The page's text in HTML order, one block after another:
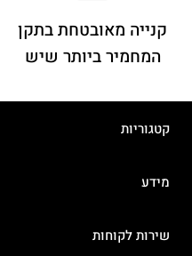
קנייה מאובטחת בתקן
המחמיר ביותר שיש
קטגוריות
מידע
שירות לקוחות